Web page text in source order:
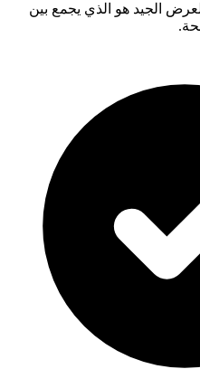
الجيد هو الذي يجمع بين